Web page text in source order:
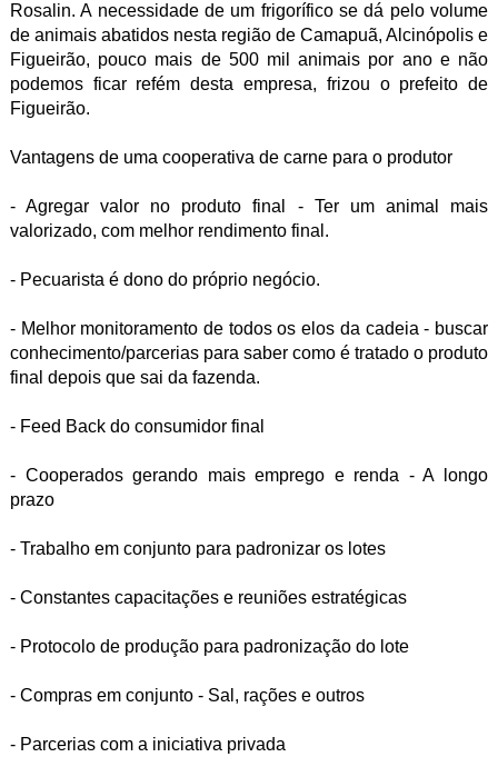
Rosalin. A necessidade de um frigorífico se dá pelo volume
de animais abatidos nesta região de Camapuã, Alcinópolis e
Figueirão, pouco mais de 500 mil animais por ano e não
podemos ficar refém desta empresa, frizou o prefeito de
Figueirão.
Vantagens de uma cooperativa de carne para o produtor
- Agregar valor no produto final - Ter um animal mais
valorizado, com melhor rendimento final.
- Pecuarista é dono do próprio negócio.
- Melhor monitoramento de todos os elos da cadeia - buscar
conhecimento/parcerias para saber como é tratado o produto
final depois que sai da fazenda.
- Feed Back do consumidor final
- Cooperados gerando mais emprego e renda - A longo
prazo
- Trabalho em conjunto para padronizar os lotes
- Constantes capacitações e reuniões estratégicas
- Protocolo de produção para padronização do lote
- Compras em conjunto - Sal, rações e outros
- Parcerias com a iniciativa privada